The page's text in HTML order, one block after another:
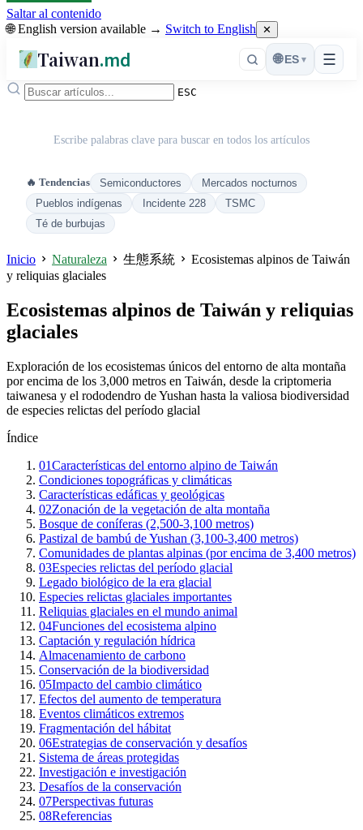
Saltar al contenido
🌐 English version available → Switch to English ✕
Taiwan.md ☰
🌐 ES ▾
ESC
Escribe palabras clave para buscar en todos los artículos
🔥 Tendencias Semiconductores
Mercados nocturnos
Pueblos indígenas
Incidente 228
TSMC
Té de burbujas
Inicio Naturaleza 生態系統
Ecosistemas alpinos de Taiwán
y reliquias glaciales
Ecosistemas alpinos de Taiwán y reliquias
glaciales
Exploración de los ecosistemas únicos del entorno de alta montaña
por encima de los 3,000 metros en Taiwán, desde la criptomeria
taiwanesa y el rododendro de Yushan hasta la valiosa biodiversidad
de especies relictas del período glacial
Índice
01Características del entorno alpino de Taiwán
Condiciones topográficas y climáticas
Características edáficas y geológicas
02Zonación de la vegetación de alta montaña
Bosque de coníferas (2,500-3,100 metros)
Pastizal de bambú de Yushan (3,100-3,400 metros)
Comunidades de plantas alpinas (por encima de 3,400 metros)
03Especies relictas del período glacial
Legado biológico de la era glacial
Especies relictas glaciales importantes
Reliquias glaciales en el mundo animal
04Funciones del ecosistema alpino
Captación y regulación hídrica
Almacenamiento de carbono
Conservación de la biodiversidad
05Impacto del cambio climático
Efectos del aumento de temperatura
Eventos climáticos extremos
Fragmentación del hábitat
06Estrategias de conservación y desafíos
Sistema de áreas protegidas
Investigación e investigación
Desafíos de la conservación
07Perspectivas futuras
08Referencias